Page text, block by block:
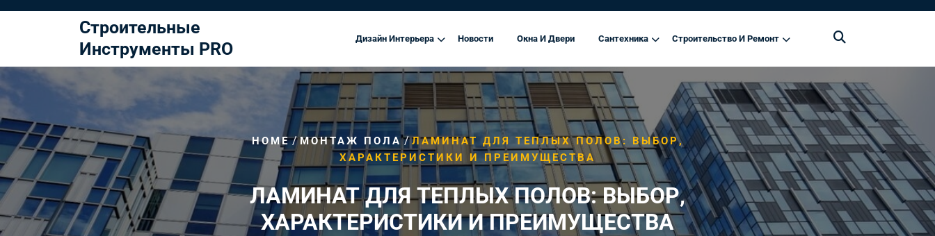
Строительные
Инструменты PRO
Дизайн Интерьера Новости Окна И Двери Сантехника Строительство И Ремонт
HOME/МОНТАЖ ПОЛА/ЛАМИНАТ ДЛЯ ТЕПЛЫХ ПОЛОВ: ВЫБОР,
ХАРАКТЕРИСТИКИ И ПРЕИМУЩЕСТВА
ЛАМИНАТ ДЛЯ ТЕПЛЫХ ПОЛОВ: ВЫБОР,
ХАРАКТЕРИСТИКИ И ПРЕИМУЩЕСТВА